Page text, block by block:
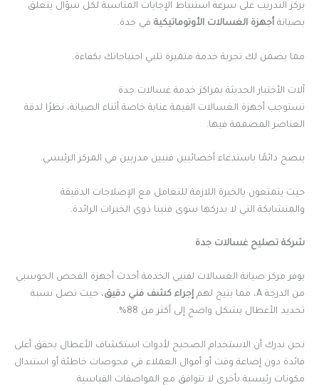
يركز التدريب على سرعة استنباط الإجابات المناسبة لكل سؤال يتعلق
بصيانة أجهزة الغسالات الأوتوماتيكية في جدة.
مما يضمن لك تجربة خدمة متميزة تلبي احتياجاتك بكفاءة.
آلات الأختبار الحديثة بمراكز خدمة غسالات جدة
تستوجب أجهزة الغسالات القيمة عناية خاصة أثناء الصيانة، نظرًا لدقة
العناصر المصممة فيها.
ينصح دائمًا باستدعاء أخصائيين فنيين مدربين في المركز الرئيسي.
حيث يتمتعون بالخبرة اللازمة للتعامل مع الإصلاحات الدقيقة
والمتشابكة التي لا يدركها سوى فنينا ذوي الخبرات الرائدة.
شركة تصليح غسالات جدة
يوفر مركز صيانة الغسالات لفنيي الخدمة أحدث أجهزة الفحص الحوسبي
من الدرجة A، مما يتيح لهم
إجراء كشف فني دقيق، حيث تصل نسبة
تحديد الأعطال بشكل واضح إلى أكثر من 88%.
نحن ندرك أن الاستخدام الصحيح لأدوات استكشاف الأعطال يحقق أعلى
فائدة دون إضاعة وقت أو أموال العملاء في فحوصات خاطئة أو استبدال
مكونات رئيسية بأخرى لا تتوافق مع المواصفات القياسية.